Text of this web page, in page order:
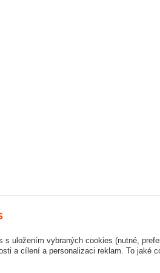
s uložením vybraných cookies (nutné,
a cílení a personalizaci reklam. To jaké